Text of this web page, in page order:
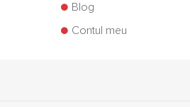
Blog
Contul meu